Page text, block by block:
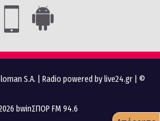
S.A. Radio powered by live24.gr | ©
bwinΣΠΟΡ FM 94.6